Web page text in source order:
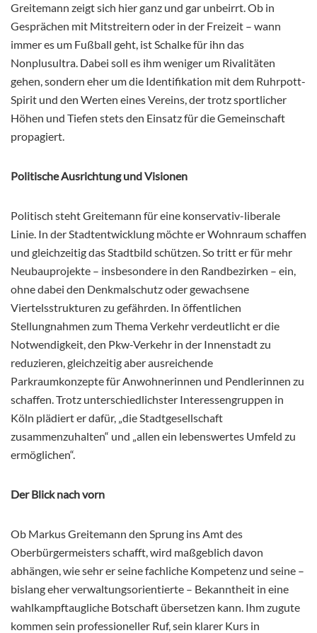
Greitemann zeigt sich hier ganz und gar unbeirrt. Ob in
Gesprächen mit Mitstreitern oder in der Freizeit – wann
immer es um Fußball geht, ist Schalke für ihn das
Nonplusultra. Dabei soll es ihm weniger um Rivalitäten
gehen, sondern eher um die Identifikation mit dem Ruhrpott-
Spirit und den Werten eines Vereins, der trotz sportlicher
Höhen und Tiefen stets den Einsatz für die Gemeinschaft
propagiert.
Politische Ausrichtung und Visionen
Politisch steht Greitemann für eine konservativ-liberale
Linie. In der Stadtentwicklung möchte er Wohnraum schaffen
und gleichzeitig das Stadtbild schützen. So tritt er für mehr
Neubauprojekte – insbesondere in den Randbezirken – ein,
ohne dabei den Denkmalschutz oder gewachsene
Viertelsstrukturen zu gefährden. In öffentlichen
Stellungnahmen zum Thema Verkehr verdeutlicht er die
Notwendigkeit, den Pkw-Verkehr in der Innenstadt zu
reduzieren, gleichzeitig aber ausreichende
Parkraumkonzepte für Anwohnerinnen und Pendlerinnen zu
schaffen. Trotz unterschiedlichster Interessengruppen in
Köln plädiert er dafür, „die Stadtgesellschaft
zusammenzuhalten“ und „allen ein lebenswertes Umfeld zu
ermöglichen“.
Der Blick nach vorn
Ob Markus Greitemann den Sprung ins Amt des
Oberbürgermeisters schafft, wird maßgeblich davon
abhängen, wie sehr er seine fachliche Kompetenz und seine –
bislang eher verwaltungsorientierte – Bekanntheit in eine
wahlkampftaugliche Botschaft übersetzen kann. Ihm zugute
kommen sein professioneller Ruf, sein klarer Kurs in